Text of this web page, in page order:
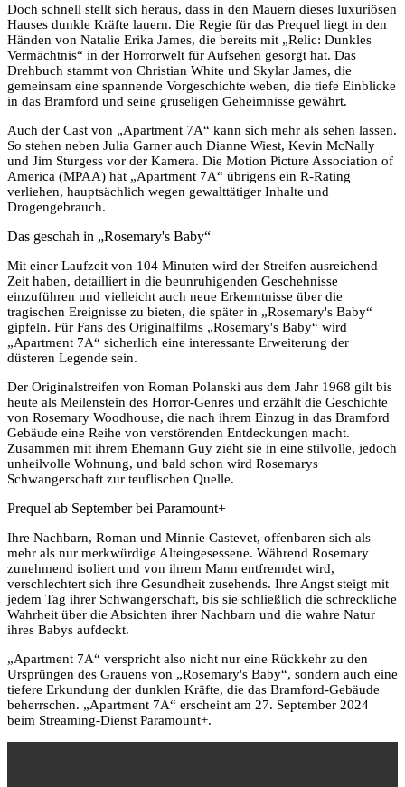
Doch schnell stellt sich heraus, dass in den Mauern dieses luxuriösen
Hauses dunkle Kräfte lauern. Die Regie für das Prequel liegt in den
Händen von Natalie Erika James, die bereits mit „Relic: Dunkles
Vermächtnis“ in der Horrorwelt für Aufsehen gesorgt hat. Das
Drehbuch stammt von Christian White und Skylar James, die
gemeinsam eine spannende Vorgeschichte weben, die tiefe Einblicke
in das Bramford und seine gruseligen Geheimnisse gewährt.
Auch der Cast von „Apartment 7A“ kann sich mehr als sehen lassen.
So stehen neben Julia Garner auch Dianne Wiest, Kevin McNally
und Jim Sturgess vor der Kamera. Die Motion Picture Association of
America (MPAA) hat „Apartment 7A“ übrigens ein R-Rating
verliehen, hauptsächlich wegen gewalttätiger Inhalte und
Drogengebrauch.
Das geschah in „Rosemary's Baby“
Mit einer Laufzeit von 104 Minuten wird der Streifen ausreichend
Zeit haben, detailliert in die beunruhigenden Geschehnisse
einzuführen und vielleicht auch neue Erkenntnisse über die
tragischen Ereignisse zu bieten, die später in „Rosemary's Baby“
gipfeln. Für Fans des Originalfilms „Rosemary's Baby“ wird
„Apartment 7A“ sicherlich eine interessante Erweiterung der
düsteren Legende sein.
Der Originalstreifen von Roman Polanski aus dem Jahr 1968 gilt bis
heute als Meilenstein des Horror-Genres und erzählt die Geschichte
von Rosemary Woodhouse, die nach ihrem Einzug in das Bramford
Gebäude eine Reihe von verstörenden Entdeckungen macht.
Zusammen mit ihrem Ehemann Guy zieht sie in eine stilvolle, jedoch
unheilvolle Wohnung, und bald schon wird Rosemarys
Schwangerschaft zur teuflischen Quelle.
Prequel ab September bei Paramount+
Ihre Nachbarn, Roman und Minnie Castevet, offenbaren sich als
mehr als nur merkwürdige Alteingesessene. Während Rosemary
zunehmend isoliert und von ihrem Mann entfremdet wird,
verschlechtert sich ihre Gesundheit zusehends. Ihre Angst steigt mit
jedem Tag ihrer Schwangerschaft, bis sie schließlich die schreckliche
Wahrheit über die Absichten ihrer Nachbarn und die wahre Natur
ihres Babys aufdeckt.
„Apartment 7A“ verspricht also nicht nur eine Rückkehr zu den
Ursprüngen des Grauens von „Rosemary's Baby“, sondern auch eine
tiefere Erkundung der dunklen Kräfte, die das Bramford-Gebäude
beherrschen. „Apartment 7A“ erscheint am 27. September 2024
beim Streaming-Dienst Paramount+.